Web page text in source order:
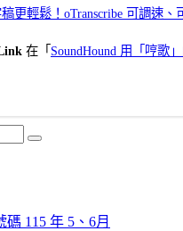
更輕鬆！oTranscribe 可調速
在「 SoundHound 用「哼歌
Search
115 年 5、6月